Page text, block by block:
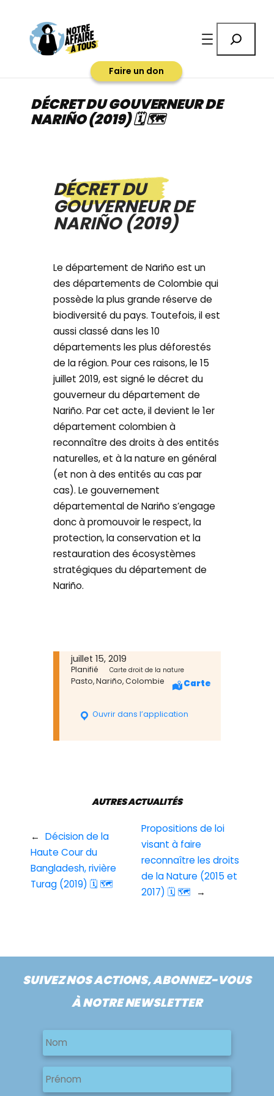
contenu
Faire un don
DÉCRET DU GOUVERNEUR DE
NARIÑO (2019) 🗓 🗺
DÉCRET DU
GOUVERNEUR DE
NARIÑO (2019)
Le département de Nariño est un
des départements de Colombie qui
possède la plus grande réserve de
biodiversité du pays. Toutefois, il est
aussi classé dans les 10
départements les plus déforestés
de la région. Pour ces raisons, le 15
juillet 2019, est signé le décret du
gouverneur du département de
Nariño. Par cet acte, il devient le 1er
département colombien à
reconnaître des droits à des entités
naturelles, et à la nature en général
(et non à des entités au cas par
cas). Le gouvernement
départemental de Nariño s’engage
donc à promouvoir le respect, la
protection, la conservation et la
restauration des écosystèmes
stratégiques du département de
Nariño.
juillet 15, 2019
Planifié Carte droit de la nature
Pasto, Nariño, Colombie Carte
Ouvrir dans l’application
← Décision de la
Haute Cour du
Bangladesh, rivière
Turag (2019) 🗓 🗺
AUTRES ACTUALITÉS
Propositions de loi
visant à faire
reconnaître les droits
de la Nature (2015 et
2017) 🗓 🗺
→
SUIVEZ NOS ACTIONS, ABONNEZ-VOUS
À NOTRE NEWSLETTER
Nom
Nom
Nom